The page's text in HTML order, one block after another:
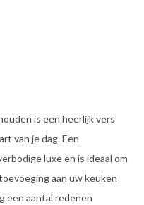
is een heerlijk vers
van je dag. Een
luxe en is ideaal om
aan uw keuken
een aantal redenen